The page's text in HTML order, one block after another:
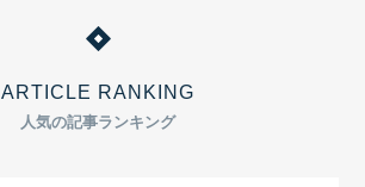
ARTICLE RANKING
人気の記事ランキング